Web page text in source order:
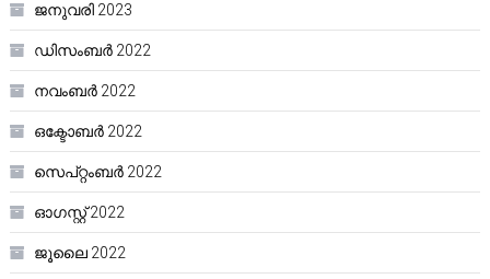
ജനുവരി 2023
ഡിസംബർ 2022
നവംബർ 2022
ഒക്ടോബർ 2022
സെപ്റ്റംബർ 2022
ഓഗസ്റ്റ്‌ 2022
ജൂലൈ 2022